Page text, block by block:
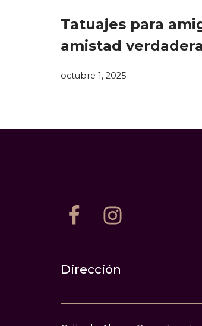
Tatuajes para
amistad verdadera
octubre 1, 2025
Dirección